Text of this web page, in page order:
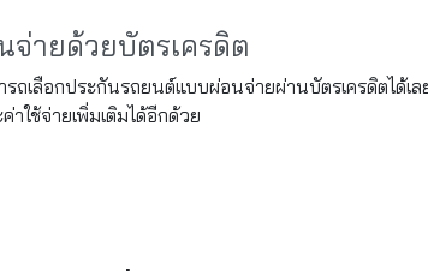
จ่ายด้วยบัตรเครดิต
ถเลือกประกันรถยนต์แบบผ่อนจ่ายผ่านบัตรเครดิตได้เ
ใช้จ่ายเพิ่มเติมได้อีกด้วย